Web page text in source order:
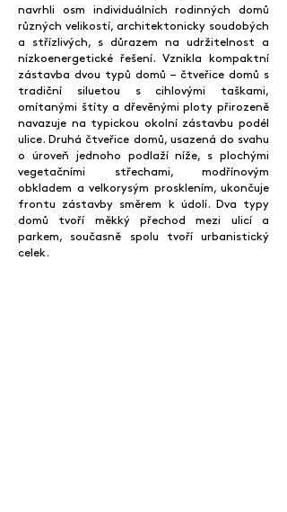
navrhli osm individuálních rodinných domů
různých velikostí, architektonicky soudobých
a střízlivých, s důrazem na udržitelnost a
nízkoenergetické řešení. Vznikla kompaktní
zástavba dvou typů domů – čtveřice domů s
tradiční siluetou s cihlovými taškami,
omítanými štíty a dřevěnými ploty přirozeně
navazuje na typickou okolní zástavbu podél
ulice. Druhá čtveřice domů, usazená do svahu
o úroveň jednoho podlaží níže, s plochými
vegetačními střechami, modřínovým
obkladem a velkorysým prosklením, ukončuje
frontu zástavby směrem k údolí. Dva typy
domů tvoří měkký přechod mezi ulicí a
parkem, současně spolu tvoří urbanistický
celek.